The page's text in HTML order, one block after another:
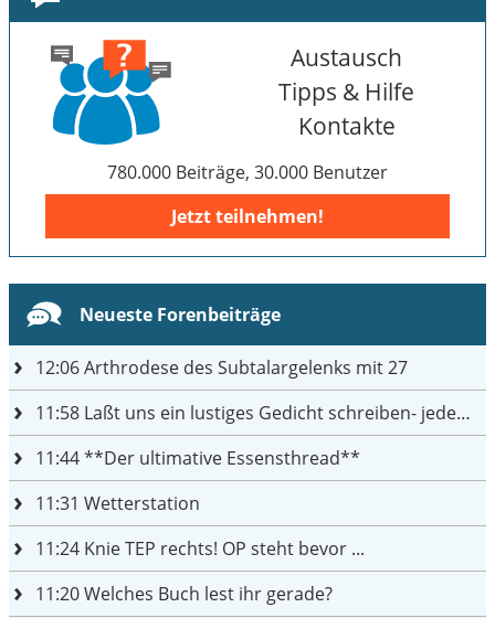
Austausch
Tipps & Hilfe
Kontakte
780.000 Beiträge, 30.000 Benutzer
Jetzt teilnehmen!
Neueste Forenbeiträge
12:06Arthrodese des Subtalargelenks mit 27
11:58 Laßt uns ein lustiges Gedicht schreiben- jeder einen Satz
11:44**Der ultimative Essensthread**
11:31 Wetterstation
11:24 Knie TEP rechts! OP steht bevor ...
11:20Welches Buch lest ihr gerade?